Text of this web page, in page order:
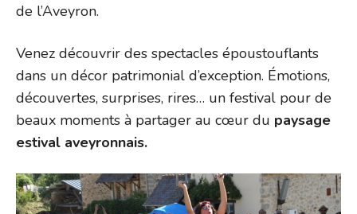
de l’Aveyron.
Venez découvrir des spectacles époustouflants
dans un décor patrimonial d’exception. Émotions,
découvertes, surprises, rires… un festival pour de
beaux moments à partager au cœur du paysage
estival aveyronnais.